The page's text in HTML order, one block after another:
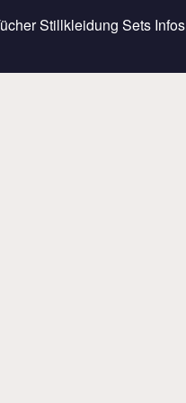
Stillkleidung Sets Infos